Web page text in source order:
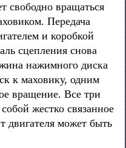
свободно вращаться
Передача
и коробкой
сцепления снова
нажимного диска
к маховику, одним
вращение. Все три
жестко связанное
двигателя может быть